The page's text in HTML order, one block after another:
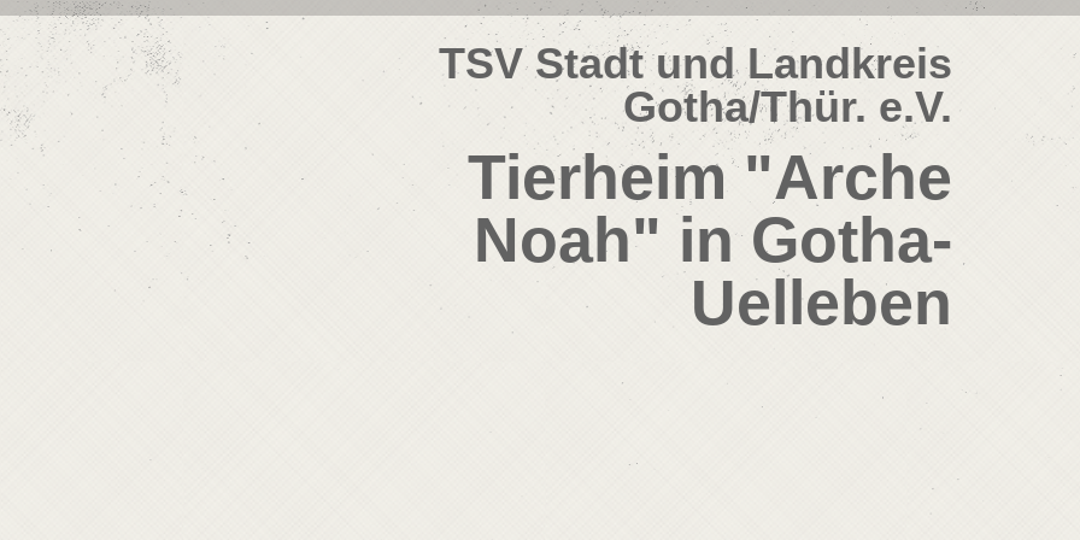
TSV Stadt und Landkreis
Gotha/Thür. e.V.
Tierheim "Arche
Noah" in Gotha-
Uelleben